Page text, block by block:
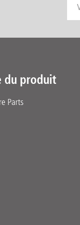
du produit
Parts